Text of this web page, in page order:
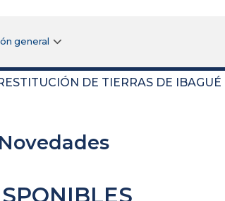
general
DE TIERRAS DE IBAGUÉ